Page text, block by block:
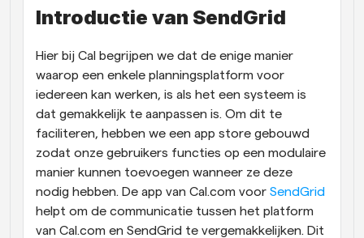
Supercharged planning met AI-gestuurde
Workflow
Blog
Blijf op de hoogte van het laatste nieuws en updates
Instant Vergaderingen
Ontmoet cliënten binnen enkele minuten
Dynamische Groep Links
Boek naadloos vergaderingen met meerdere mensen
Introductie van SendGrid
Hier bij Cal begrijpen we dat de enige manier
waarop een enkele planningsplatform voor
iedereen kan werken, is als het een systeem is
dat gemakkelijk te aanpassen is. Om dit te
faciliteren, hebben we een app store gebouwd
zodat onze gebruikers functies op een modulaire
manier kunnen toevoegen wanneer ze deze
nodig hebben. De app van Cal.com voor SendGrid
helpt om de communicatie tussen het platform
van Cal.com en SendGrid te vergemakkelijken. Dit